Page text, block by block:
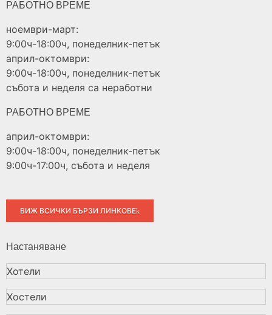
РАБОТНО ВРЕМЕ
ноември-март:
9:00ч-18:00ч, понеделник-петък
април-октомври:
9:00ч-18:00ч, понеделник-петък
събота и неделя са неработни
РАБОТНО ВРЕМЕ
април-октомври:
9:00ч-18:00ч, понеделник-петък
9:00ч-17:00ч, събота и неделя
ВИЖ ВСИЧКИ БЪРЗИ ЛИНКОВЕ
Настаняване
Хотели
Хостели